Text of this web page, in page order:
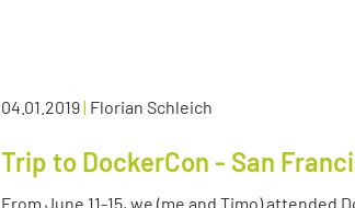
04.01.2019| Florian Schleich
Trip to DockerCon - San
From June 11-15, we (me and Timo)